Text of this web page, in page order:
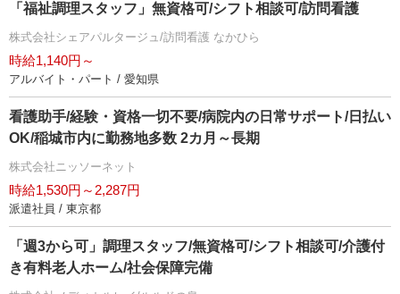
「福祉調理スタッフ」無資格可/シフト相談可/訪問看護
株式会社シェアパルタージュ/訪問看護 なかひら
時給1,140円～
アルバイト・パート / 愛知県
看護助手/経験・資格一切不要/病院内の日常サポート/日払い
OK/稲城市内に勤務地多数 2カ月～長期
株式会社ニッソーネット
時給1,530円～2,287円
派遣社員 / 東京都
「週3から可」調理スタッフ/無資格可/シフト相談可/介護付
き有料老人ホーム/社会保障完備